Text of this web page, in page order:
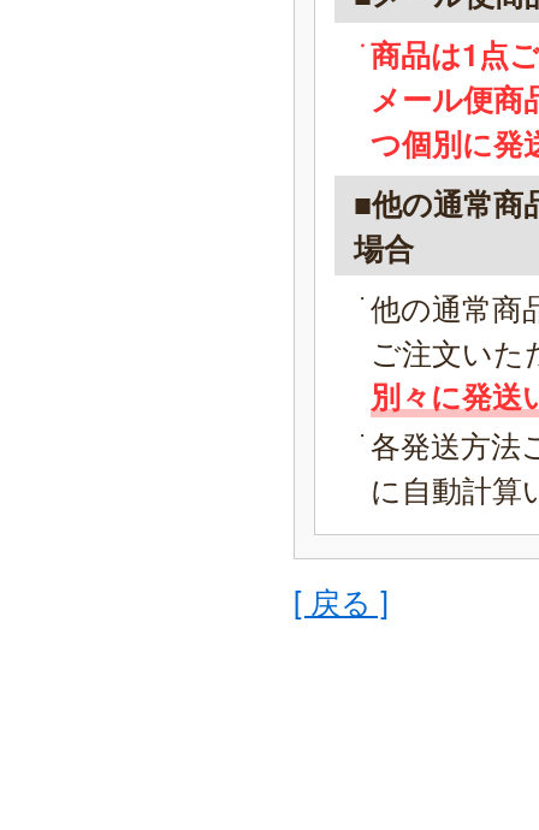
商品は1点
メール便商
つ個別に発
■他の通常商
場合
他の通常商
ご注文いた
別々に発送
各発送方法
に自動計算
[ 戻る ]